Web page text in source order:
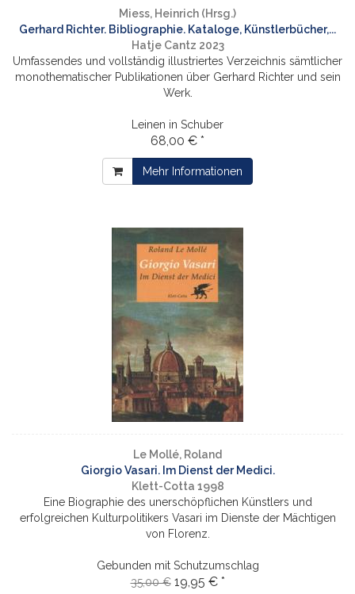
Miess, Heinrich (Hrsg.)
Gerhard Richter. Bibliographie. Kataloge, Künstlerbücher,...
Hatje Cantz 2023
Umfassendes und vollständig illustriertes Verzeichnis sämtlicher
monothematischer Publikationen über Gerhard Richter und sein
Werk.
Leinen in Schuber
68,00 € *
Mehr Informationen
Le Mollé, Roland
Giorgio Vasari. Im Dienst der Medici.
Klett-Cotta 1998
Eine Biographie des unerschöpflichen Künstlers und
erfolgreichen Kulturpolitikers Vasari im Dienste der Mächtigen
von Florenz.
Gebunden mit Schutzumschlag
35,00 € 19,95 € *